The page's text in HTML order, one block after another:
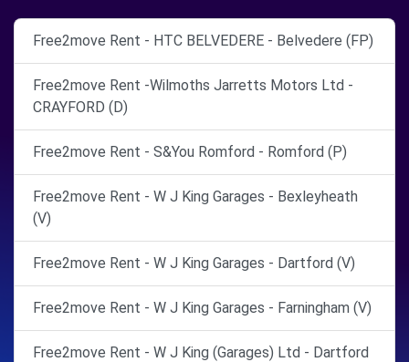
Free2move Rent - HTC BELVEDERE - Belvedere (FP)
Free2move Rent -Wilmoths Jarretts Motors Ltd -
CRAYFORD (D)
Free2move Rent - S&You Romford - Romford (P)
Free2move Rent - W J King Garages - Bexleyheath
(V)
Free2move Rent - W J King Garages - Dartford (V)
Free2move Rent - W J King Garages - Farningham (V)
Free2move Rent - W J King (Garages) Ltd - Dartford